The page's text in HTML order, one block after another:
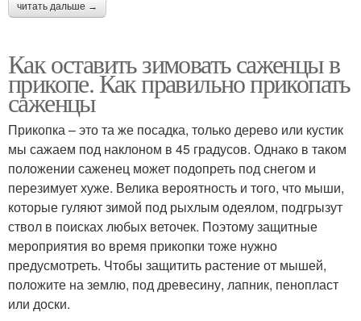
читать дальше →
Как оставить зимовать саженцы в
прикопе. Как правильно прикопать
саженцы
Прикопка – это та же посадка, только дерево или кустик
мы сажаем под наклоном в 45 градусов. Однако в таком
положении саженец может подопреть под снегом и
перезимует хуже. Велика вероятность и того, что мыши,
которые гуляют зимой под рыхлым одеялом, подгрызут
ствол в поисках любых веточек. Поэтому защитные
мероприятия во время прикопки тоже нужно
предусмотреть. Чтобы защитить растение от мышей,
положите на землю, под древесину, лапник, пенопласт
или доски.